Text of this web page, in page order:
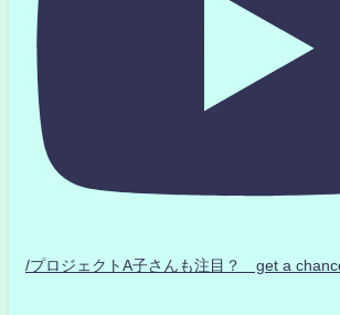
/プロジェクトA子さんも注目？ get a